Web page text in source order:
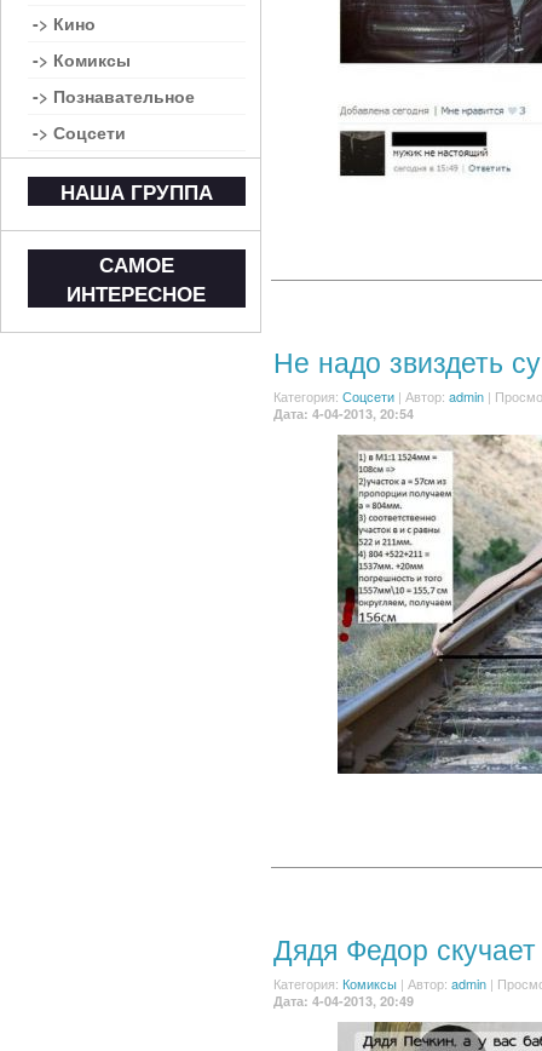
Не надо звиздеть
Категория: Соцсети | Автор: admin |
Дата: 4-04-2013, 20:54
Дядя Федор
Категория: Комиксы | Автор: admin |
Дата: 4-04-2013, 20:49
-> Кино
-> Комиксы
-> Познавательное
-> Соцсети
НАША ГРУППА
САМОЕ
ИНТЕРЕСНОЕ